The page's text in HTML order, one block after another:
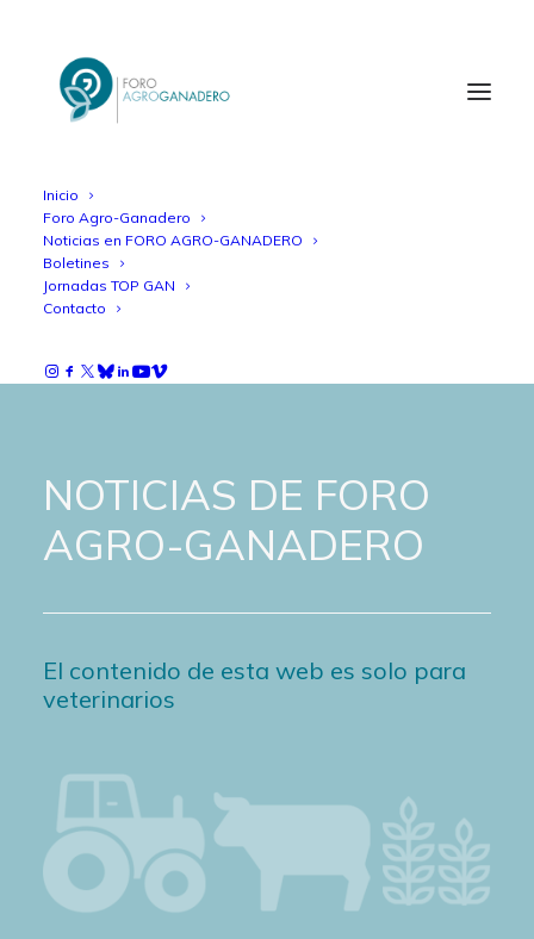
Inicio
Foro Agro-Ganadero
Noticias en FORO AGRO-GANADERO
Boletines
Jornadas TOP GAN
Contacto
NOTICIAS DE FORO
AGRO-GANADERO
El contenido de esta web es solo para
veterinarios